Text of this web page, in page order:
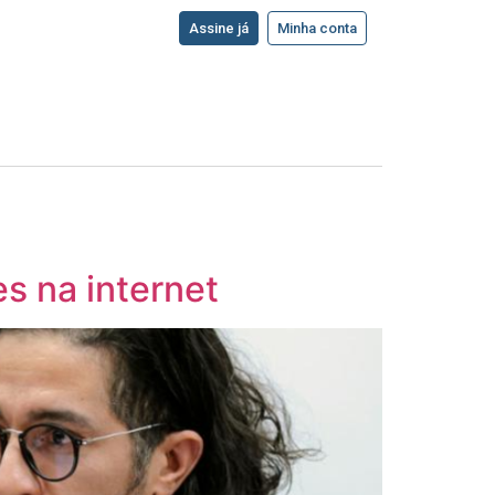
Assine já Minha conta
na internet